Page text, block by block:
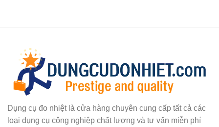
Dụng cụ đo nhiệt là cửa hàng chuyên cung cấp tất cả các
loại dụng cụ công nghiệp chất lượng và tư vấn miễn phí